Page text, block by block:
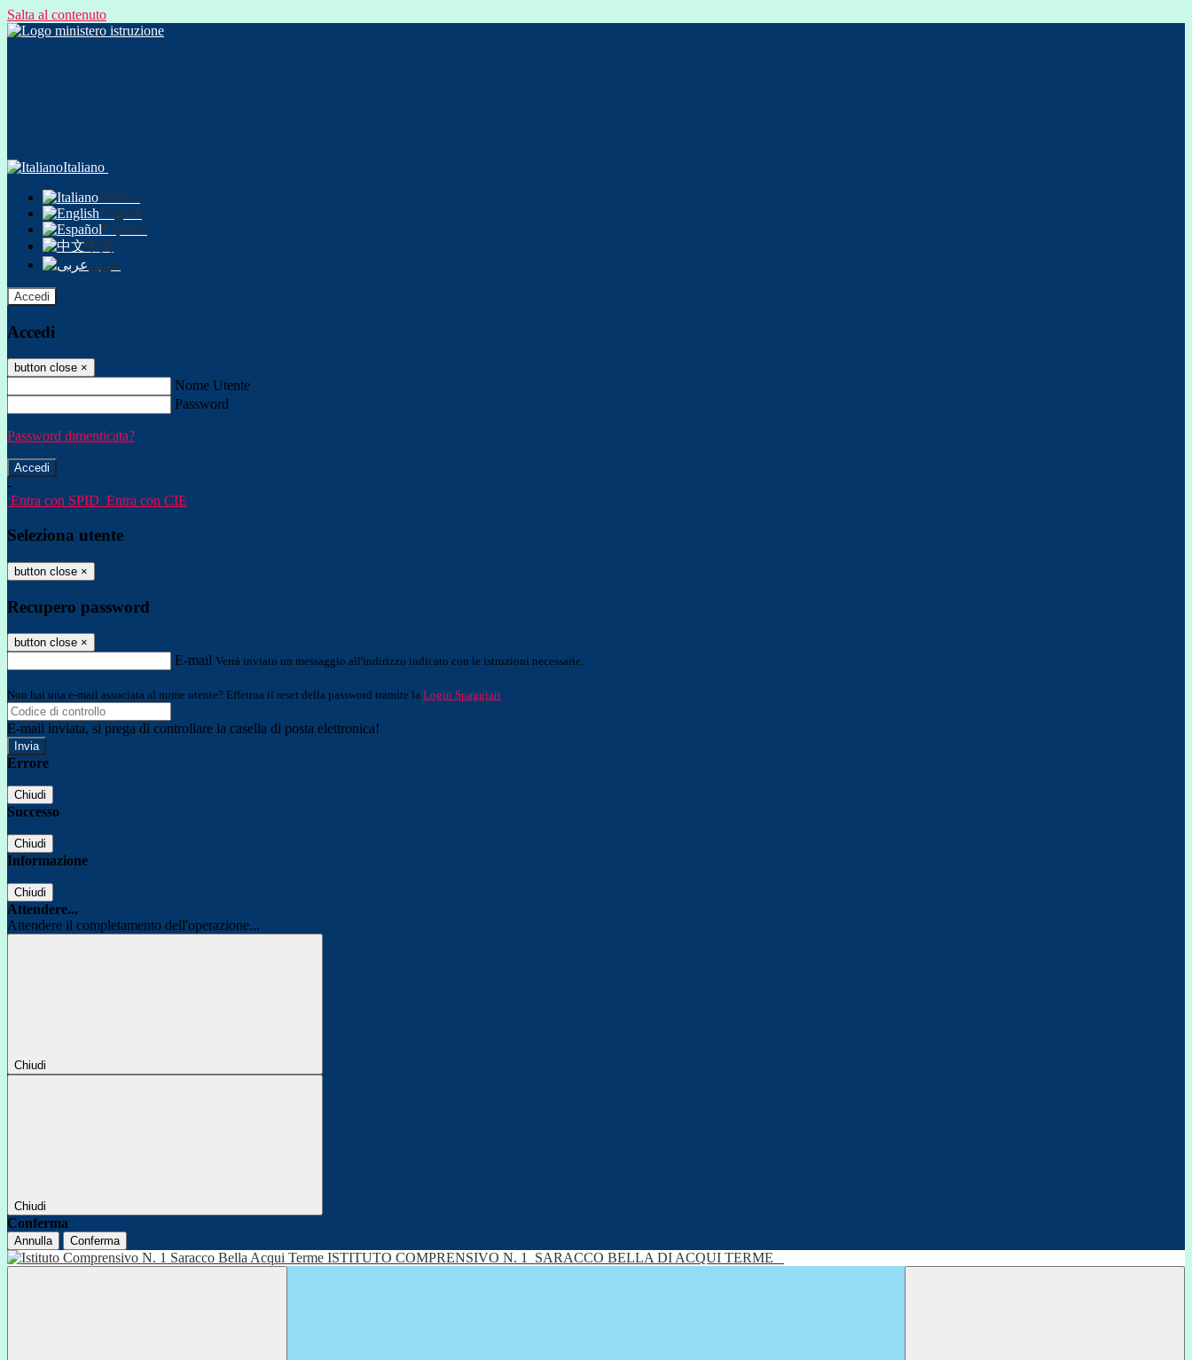
Salta al contenuto
Italiano
Italiano
English
Español
中文
عربى
Accedi
Accedi
button close ×
Nome Utente
Password
Password dimenticata?
-
Entra con SPID Entra con CIE
Seleziona utente
button close ×
Recupero password
button close ×
E-mail Verrà inviato un messaggio all'indirizzo indicato con le istruzioni necessarie.
Non hai una e-mail associata al nome utente? Effettua il reset della password tramite la Login Spaggiari
E-mail inviata, si prega di controllare la casella di posta elettronica!
Errore
Chiudi
Successo
Chiudi
Informazione
Chiudi
Attendere...
Attendere il completamento dell'operazione...
Chiudi
Chiudi
Conferma
Annulla Conferma
ISTITUTO COMPRENSIVO N. 1 SARACCO BELLA DI ACQUI TERME